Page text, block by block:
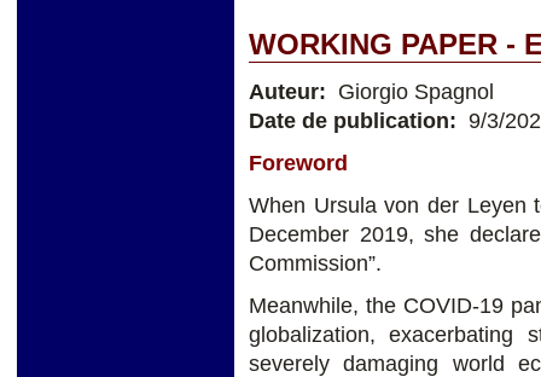
WORKING PAPER -
Auteur: Giorgio Spagnol
Date de publication: 9/3/
Foreword
When Ursula von der Leyen
December 2019, she
Commission”.
Meanwhile, the COVID-19
globalization, exacerbating
severely damaging world